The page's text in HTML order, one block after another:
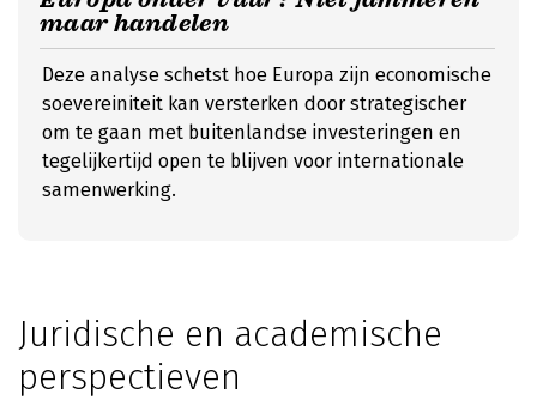
maar handelen
Deze analyse schetst hoe Europa zijn economische
soevereiniteit kan versterken door strategischer
om te gaan met buitenlandse investeringen en
tegelijkertijd open te blijven voor internationale
samenwerking.
Juridische en academische
perspectieven